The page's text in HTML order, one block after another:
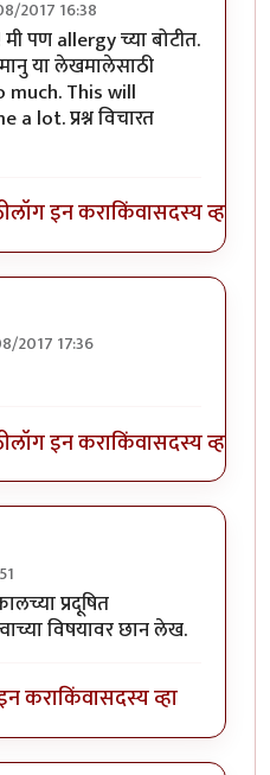
2017 16:38
byपैसा
पण allergy च्या बोटीत.
या लेखमालेसाठी
much. This will
lot. प्रश्न विचारत
लॉग इन कराकिंवासदस्य व्हा
2017 17:36
लॉग इन कराकिंवासदस्य व्हा
प्रदूषित
विषयावर छान लेख.
कराकिंवासदस्य व्हा